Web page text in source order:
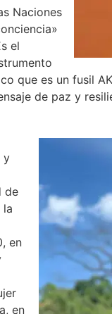
Naciones
el
que es un fusil
de paz y
y
de
la
en
en